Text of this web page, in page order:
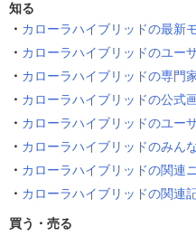
知る
カローラハイブリッドの最新
カローラハイブリッドのユー
カローラハイブリッドの専門
カローラハイブリッドの公式
カローラハイブリッドのユー
カローラハイブリッドのみん
カローラハイブリッドの関連
カローラハイブリッドの関連
買う・売る